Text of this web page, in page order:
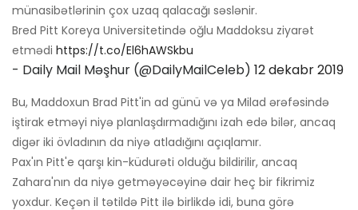
münasibətlərinin çox uzaq qalacağı səslənir.
Bred Pitt Koreya Universitetində oğlu Maddoksu ziyarət
etmədi https://t.co/El6hAWSkbu
- Daily Mail Məşhur (@DailyMailCeleb) 12 dekabr 2019
Bu, Maddoxun Brad Pitt'in ad günü və ya Milad ərəfəsində
iştirak etməyi niyə planlaşdırmadığını izah edə bilər, ancaq
digər iki övladının da niyə atladığını açıqlamır.
Pax'ın Pitt'e qarşı kin-küdurəti olduğu bildirilir, ancaq
Zahara'nın da niyə getməyəcəyinə dair heç bir fikrimiz
yoxdur. Keçən il tətildə Pitt ilə birlikdə idi, buna görə